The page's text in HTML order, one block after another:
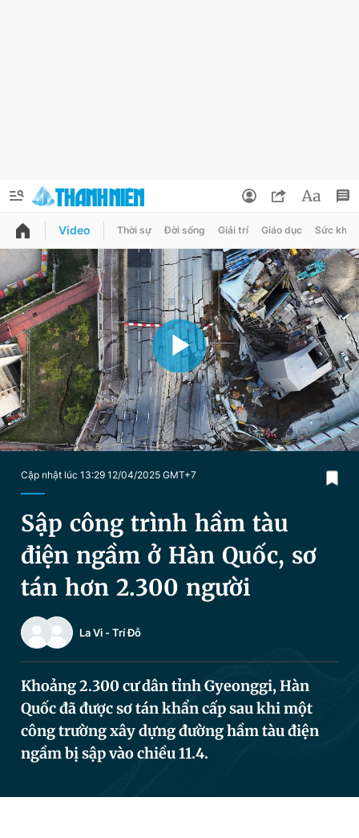
QUẢNG CÁO
Chuyên mục
Chuyên mục khác
Chào ngày mới Tin 24h
Video Magazine
Sản phẩm khác
Bạn cần biết
Thông tin tòa soạn
Thông tin tài khoản
Đổi mật khẩu
Tin đã lưu
Tin đã xem
Đăng xuất
Video Thời sự Đời sống Giải trí Giáo dục Sức khỏe
Cập nhật lúc 13:29 12/04/2025 GMT+7
Sập công trình hầm tàu
điện ngầm ở Hàn Quốc, sơ
tán hơn 2.300 người
La Vi -Trí Đỗ
Khoảng 2.300 cư dân tỉnh Gyeonggi, Hàn
Quốc đã được sơ tán khẩn cấp sau khi một
công trường xây dựng đường hầm tàu điện
ngầm bị sập vào chiều 11.4.